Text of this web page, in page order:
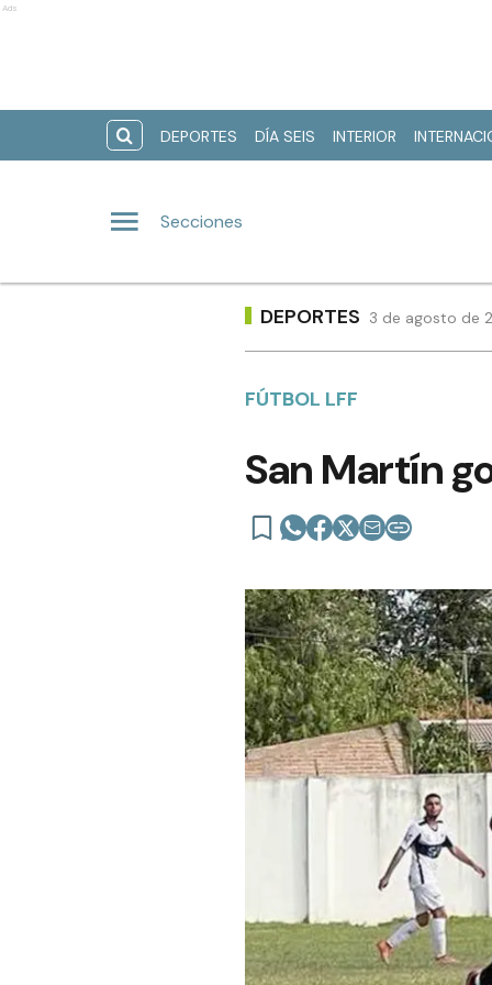
Ads
DEPORTES DÍA SEIS INTERIOR
Secciones
DEPORTES 3 de agosto de
FÚTBOL LFF
San Martín